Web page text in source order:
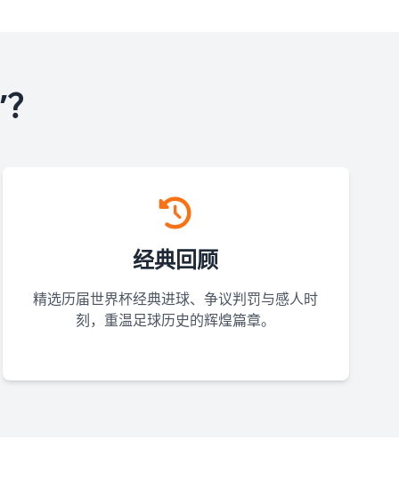
经典回顾
精选历届世界杯经典进球、争议判罚与感人时
刻，重温足球历史的辉煌篇章。